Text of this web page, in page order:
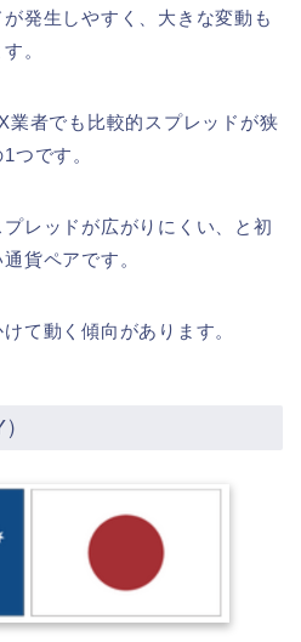
発生しやすく、大きな変動も
。
業者でも比較的スプレッドが狭
つです。
レッドが広がりにくい、と初
貨ペアです。
て動く傾向があります。